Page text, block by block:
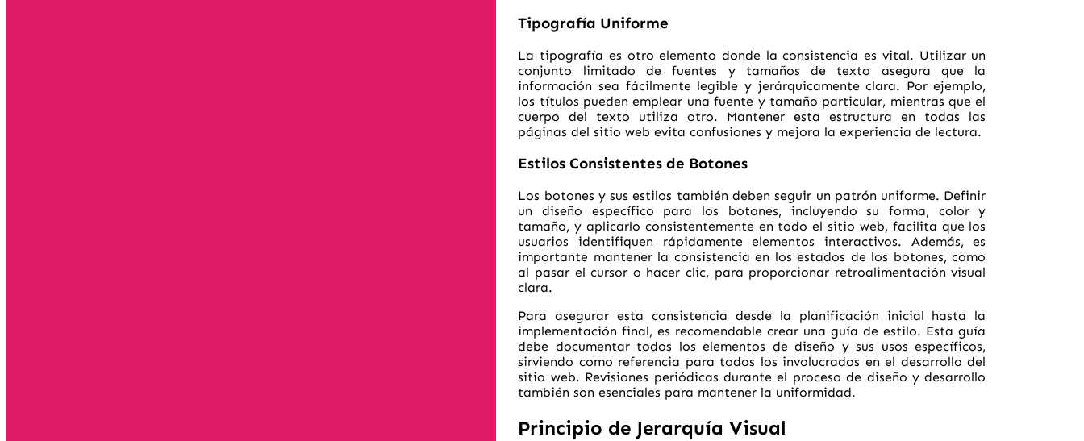
Tipografía Uniforme
La tipografía es otro elemento donde la consistencia es vital. Utilizar un
conjunto limitado de fuentes y tamaños de texto asegura que la
información sea fácilmente legible y jerárquicamente clara. Por ejemplo,
los títulos pueden emplear una fuente y tamaño particular, mientras que el
cuerpo del texto utiliza otro. Mantener esta estructura en todas las
páginas del sitio web evita confusiones y mejora la experiencia de lectura.
Estilos Consistentes de Botones
Los botones y sus estilos también deben seguir un patrón uniforme. Definir
un diseño específico para los botones, incluyendo su forma, color y
tamaño, y aplicarlo consistentemente en todo el sitio web, facilita que los
usuarios identifiquen rápidamente elementos interactivos. Además, es
importante mantener la consistencia en los estados de los botones, como
al pasar el cursor o hacer clic, para proporcionar retroalimentación visual
clara.
Para asegurar esta consistencia desde la planificación inicial hasta la
implementación final, es recomendable crear una guía de estilo. Esta guía
debe documentar todos los elementos de diseño y sus usos específicos,
sirviendo como referencia para todos los involucrados en el desarrollo del
sitio web. Revisiones periódicas durante el proceso de diseño y desarrollo
también son esenciales para mantener la uniformidad.
Principio de Jerarquía Visual